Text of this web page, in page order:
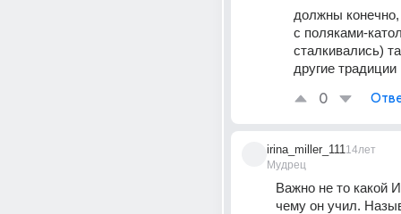
должны
с поляками-
сталкивались)
другие традиции
0
irina_miller_111
Мудрец
14лет
Важно не то какой
чему он учил.